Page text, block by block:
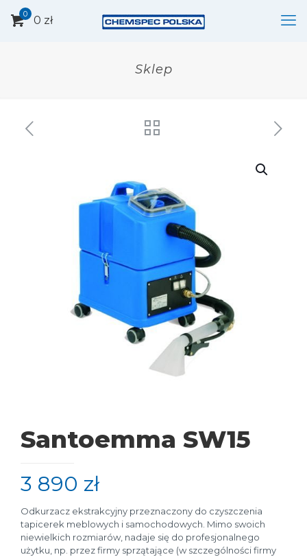
0 0 zł
Sklep
Santoemma SW15
3 890 zł
Odkurzacz ekstrakcyjny przeznaczony do czyszczenia
tapicerek meblowych i samochodowych. Mimo swoich
niewielkich rozmiarów, nadaje się do profesjonalnego
użytku, np. przez firmy sprzątające (w szczególności firmy